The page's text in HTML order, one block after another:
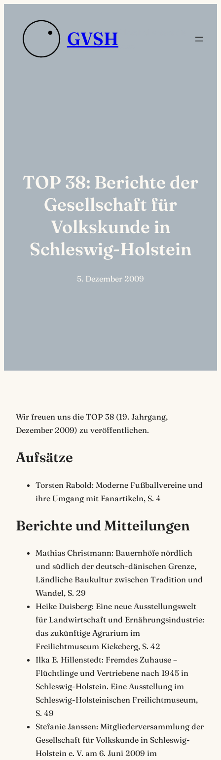
springen
GVSHsdas
TOP 38: Berichte der
Gesellschaft für
Volkskunde in
Schleswig-Holstein
5. Dezember 2009
Wir freuen uns die TOP 38 (19. Jahrgang,
Dezember 2009) zu veröffentlichen.
Aufsätze
Torsten Rabold: Moderne Fußballvereine und
ihre Umgang mit Fanartikeln, S. 4
Berichte und Mitteilungen
Mathias Christmann: Bauernhöfe nördlich
und südlich der deutsch-dänischen Grenze,
Ländliche Baukultur zwischen Tradition und
Wandel, S. 29
Heike Duisberg: Eine neue Ausstellungswelt
für Landwirtschaft und Ernährungsindustrie:
das zukünftige Agrarium im
Freilichtmuseum Kiekeberg, S. 42
Ilka E. Hillenstedt: Fremdes Zuhause –
Flüchtlinge und Vertriebene nach 1945 in
Schleswig-Holstein. Eine Ausstellung im
Schleswig-Holsteinischen Freilichtmuseum,
S. 49
Stefanie Janssen: Mitgliederversammlung der
Gesellschaft für Volkskunde in Schleswig-
Holstein e. V. am 6. Juni 2009 im